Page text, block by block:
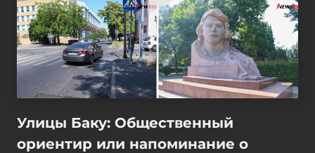
Улицы Баку: Общественный
ориентир или напоминание о